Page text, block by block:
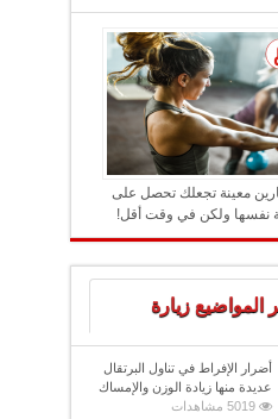
معينة تجعلك تحصل على
نفسها ولكن في وقت أقل!
المواضيع زيارة
أضرار الإفراط في تناول البرتقال
عديدة منها زيادة الوزن والإمساك
5019 مشاهدات